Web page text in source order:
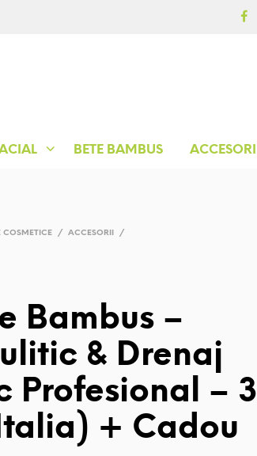
BETE BAMBUS ACCESORII
COSMETICE / ACCESORII
/
Bambus –
& Drenaj
Profesional – 3
+ Cadou